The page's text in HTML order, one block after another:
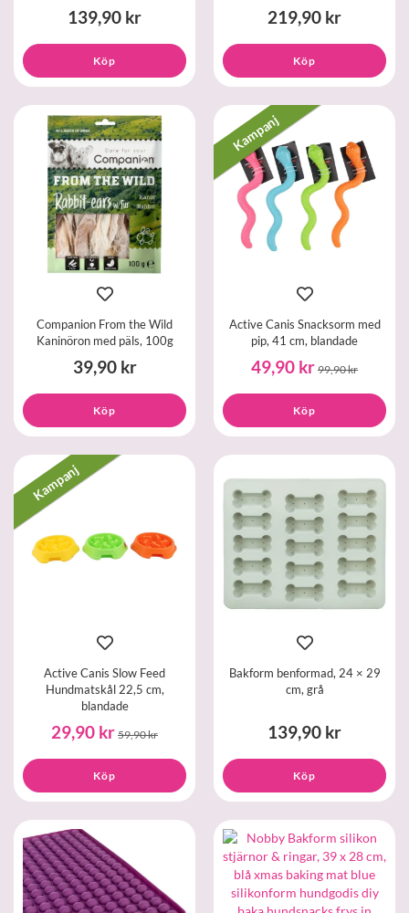
139,90 kr
Köp
219,90 kr
Köp
Companion From the Wild
Kaninöron med päls, 100g
39,90 kr
Köp
Kampanj
Active Canis Snacksorm med
pip, 41 cm, blandade
49,90 kr 99,90 kr
Köp
Kampanj
Active Canis Slow Feed
Hundmatskål 22,5 cm,
blandade
29,90 kr 59,90 kr
Köp
Bakform benformad, 24 × 29
cm, grå
139,90 kr
Köp